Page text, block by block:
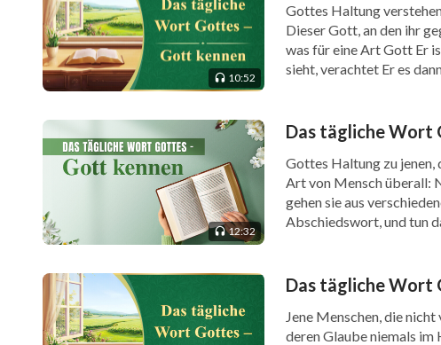
10:52
Gottes Haltung
Dieser Gott, an den ihr
was für eine Art Gott Er
sieht, verachtet Er es
12:32
Das tägliche Wort
Gottes Haltung zu jenen,
Art von Mensch überall:
gehen sie aus
Abschiedswort, und tun
Das tägliche Wort
Jene Menschen, die
deren Glaube niemals